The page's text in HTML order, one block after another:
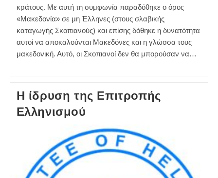
κράτους. Με αυτή τη συμφωνία παραδόθηκε ο όρος
«Μακεδονία» σε μη Έλληνες (στους σλαβικής
καταγωγής Σκοπιανούς) και επίσης δόθηκε η δυνατότητα
αυτοί να αποκαλούνται Μακεδόνες και η γλώσσα τους
μακεδονική. Αυτό, οι Σκοπιανοί δεν θα μπορούσαν να…
Η ίδρυση της Επιτροπής
Ελληνισμού